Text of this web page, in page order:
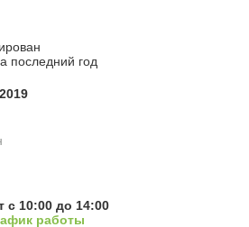
последний год
с 10:00 до 14:00
работы